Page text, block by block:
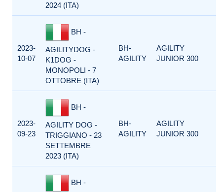
2024 (ITA)
2023-
10-07
BH -
AGILITYDOG -
K1DOG -
MONOPOLI - 7
OTTOBRE (ITA)
BH-
AGILITY
AGILITY
JUNIOR 300
2023-
09-23
BH -
AGILITY DOG -
TRIGGIANO - 23
SETTEMBRE
2023 (ITA)
BH-
AGILITY
AGILITY
JUNIOR 300
BH -